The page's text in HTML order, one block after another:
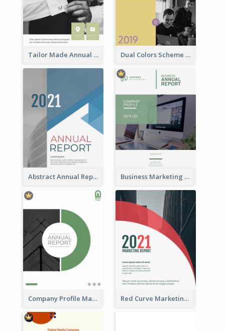
Tailor Made Annual Report Dual Colors Scheme Annual Report
Abstract Annual Report Business Marketing Reports
Company Profile Marketing Reports Red Curve Marketing Reports